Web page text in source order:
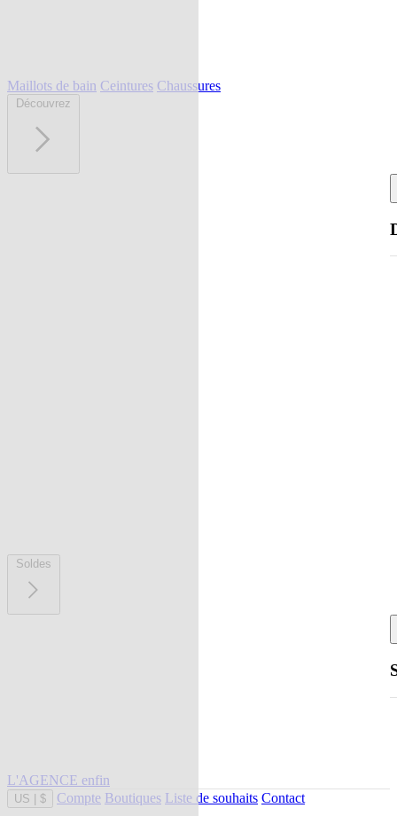
Maillots de bain Ceintures Chaussures
Découvrez
Soldes
L'AGENCE enfin
US $ Compte Boutiques Liste de souhaits Contact